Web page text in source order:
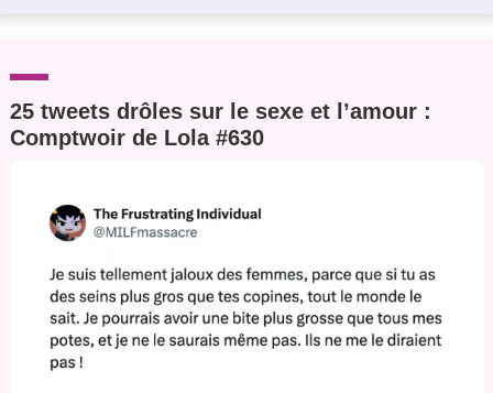
25 tweets drôles sur le sexe et l’amour :
Comptwoir de Lola #630